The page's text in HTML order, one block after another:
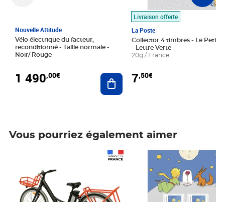
Nouvelle Attitude
Vélo électrique du facteur,
reconditionné - Taille normale -
Noir/ Rouge
1 490,00€ Ajouter au panier
Livraison offerte
La Poste
Collector 4 timbres - Le Petit
- Lettre Verte
20g / France
7,50€
Vous pourriez également aimer
Prix 7,50€